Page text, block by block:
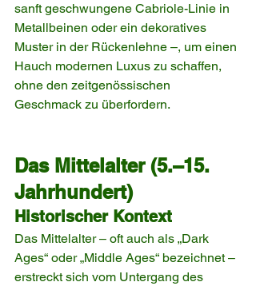
sanft geschwungene Cabriole-Linie in
Metallbeinen oder ein dekoratives
Muster in der Rückenlehne –, um einen
Hauch modernen Luxus zu schaffen,
ohne den zeitgenössischen
Geschmack zu überfordern.
Das Mittelalter (5.–15.
Jahrhundert)
Historischer Kontext
Das Mittelalter – oft auch als „Dark
Ages“ oder „Middle Ages“ bezeichnet –
erstreckt sich vom Untergang des